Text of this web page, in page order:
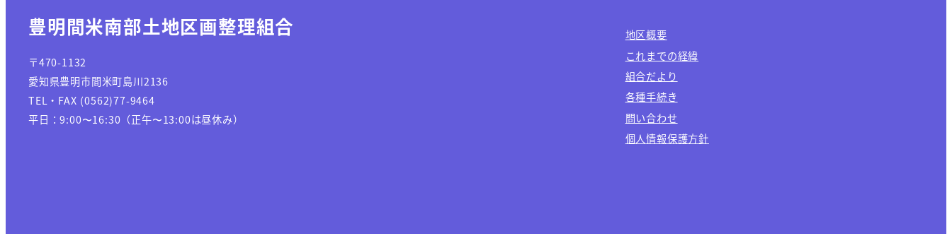
豊明間米南部土地区画整理組合
〒470-1132
愛知県豊明市間米町島川2136
TEL・FAX (0562)77-9464
平日：9:00〜16:30（正午〜13:00は昼休み）
地区概要
これまでの経緯
組合だより
各種手続き
問い合わせ
個人情報保護方針